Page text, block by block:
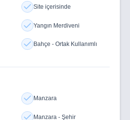
Site içerisinde
Yangın Merdiveni
Bahçe - Ortak Kullanımlı
Manzara
Manzara - Şehir